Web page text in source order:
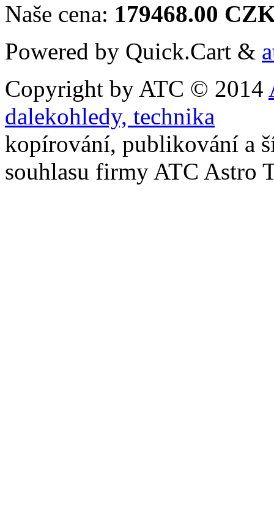
Naše cena: 179468.00
Powered by Quick.Cart &
Copyright by ATC © 2014
dalekohledy, technika
kopírování, publikování a
souhlasu firmy ATC Astro